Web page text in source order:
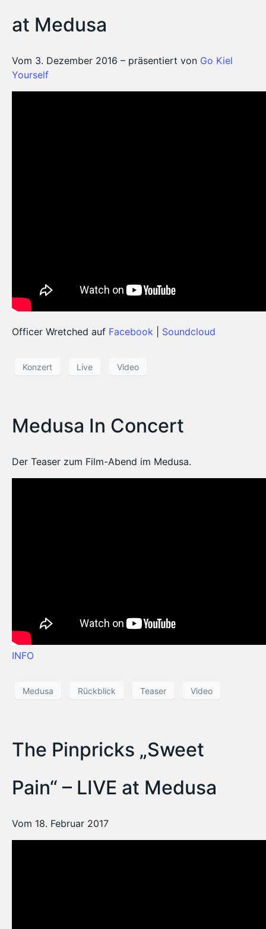
at Medusa
Vom 3. Dezember 2016 – präsentiert von Go Kiel
Yourself
Officer Wretched auf Facebook Soundcloud
Konzert Live Video
Medusa In Concert
Der Teaser zum Film-Abend im Medusa.
INFO
Medusa Rückblick Teaser Video
The Pinpricks „Sweet
Pain“ – LIVE at Medusa
Vom 18. Februar 2017